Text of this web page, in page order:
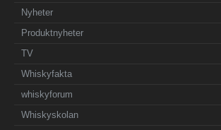
Nyheter
Produktnyheter
TV
Whiskyfakta
whiskyforum
Whiskyskolan